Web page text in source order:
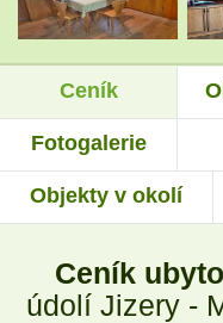
Ceník
Fotogalerie
Objekty v okolí
Ceník
údolí Jizery -